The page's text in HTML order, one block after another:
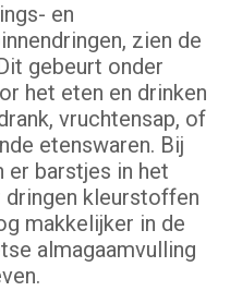
en
zien de
gebeurt onder
het eten en drinken
vruchtensap, of
etenswaren. Bij
er barstjes in het
kleurstoffen
makkelijker in de
almagaamvulling